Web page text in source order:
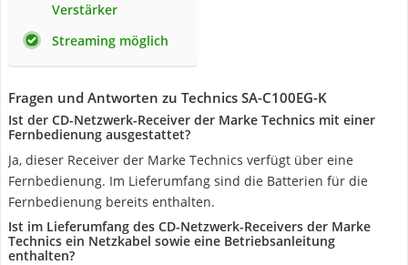
Verstärker
Streaming möglich
Fragen und Antworten zu Technics SA-C100EG-K
Ist der CD-Netzwerk-Receiver der Marke Technics mit einer
Fernbedienung ausgestattet?
Ja, dieser Receiver der Marke Technics verfügt über eine
Fernbedienung. Im Lieferumfang sind die Batterien für die
Fernbedienung bereits enthalten.
Ist im Lieferumfang des CD-Netzwerk-Receivers der Marke
Technics ein Netzkabel sowie eine Betriebsanleitung
enthalten?